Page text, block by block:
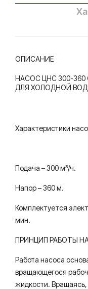
ОПИСАНИЕ
НАСОС ЦНС 300-
ДЛЯ ХОЛОДНОЙ
Характеристики
Подача – 300 м³/ч.
Напор – 360 м.
Комплектуется
мин.
ПРИНЦИП РАБОТЫ
Работа насоса
вращающегося
жидкости.